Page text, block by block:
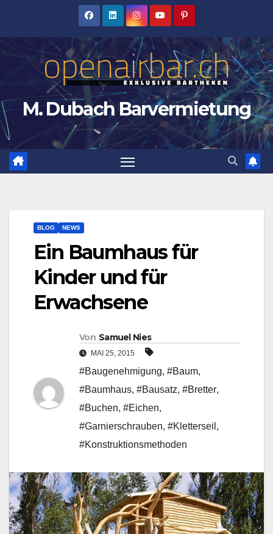
M. Dubach Barvermietung
BLOG NEWS
Ein Baumhaus für
Kinder und für
Erwachsene
Von Samuel Nies
MAI 25, 2015
#Baugenehmigung, #Baum,
#Baumhaus, #Bausatz, #Bretter,
#Buchen, #Eichen,
#Garnierschrauben, #Kletterseil ,
#Konstruktionsmethoden